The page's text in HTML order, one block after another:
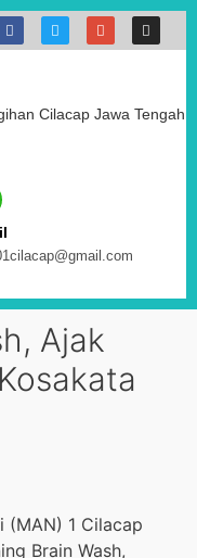
Cilacap Jawa Tengah
Ajak
(MAN) 1 Cilacap
Brain Wash,